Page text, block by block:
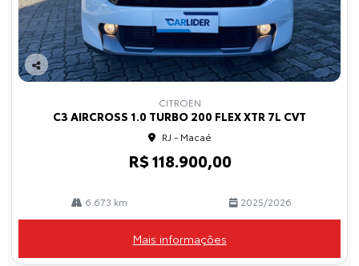
Co
CITROËN
C3 AIRCROSS 1.0 TURBO 200 FLEX XTR 7L CVT
RJ - Macaé
R$ 118.900,00
6.673 km 2025/2026
Mais informações